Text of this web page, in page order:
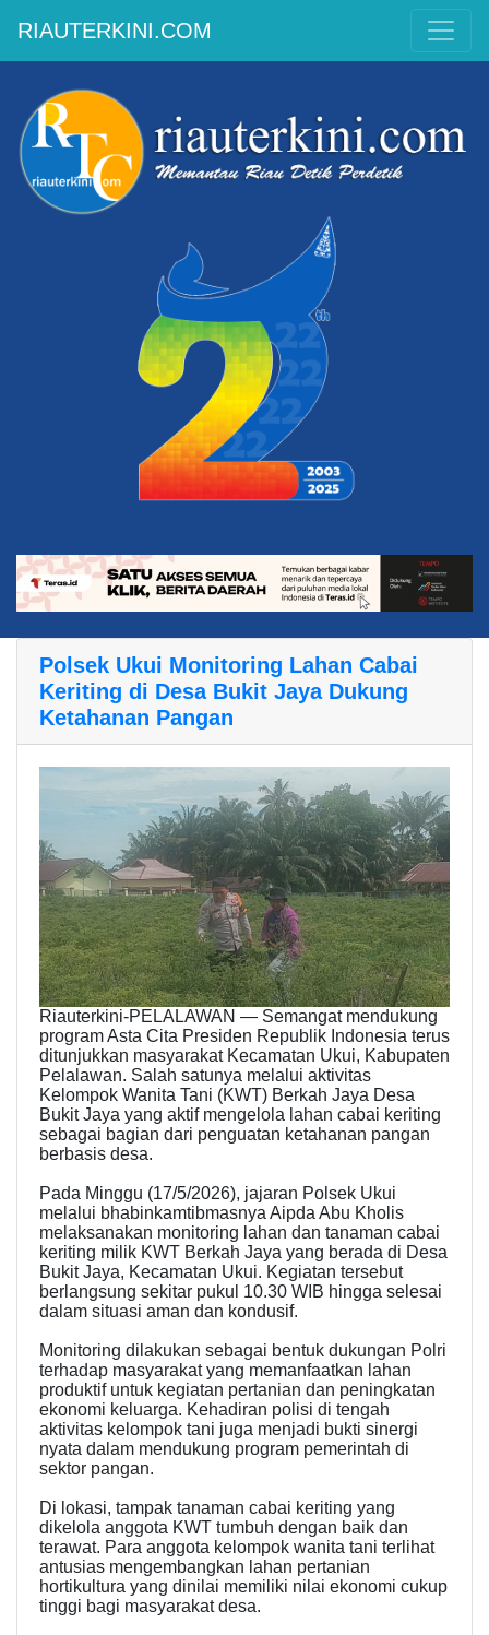
RIAUTERKINI.COM
Polsek Ukui Monitoring Lahan Cabai
Keriting di Desa Bukit Jaya Dukung
Ketahanan Pangan
Riauterkini-PELALAWAN — Semangat mendukung
program Asta Cita Presiden Republik Indonesia terus
ditunjukkan masyarakat Kecamatan Ukui, Kabupaten
Pelalawan. Salah satunya melalui aktivitas
Kelompok Wanita Tani (KWT) Berkah Jaya Desa
Bukit Jaya yang aktif mengelola lahan cabai keriting
sebagai bagian dari penguatan ketahanan pangan
berbasis desa.
Pada Minggu (17/5/2026), jajaran Polsek Ukui
melalui bhabinkamtibmasnya Aipda Abu Kholis
melaksanakan monitoring lahan dan tanaman cabai
keriting milik KWT Berkah Jaya yang berada di Desa
Bukit Jaya, Kecamatan Ukui. Kegiatan tersebut
berlangsung sekitar pukul 10.30 WIB hingga selesai
dalam situasi aman dan kondusif.
Monitoring dilakukan sebagai bentuk dukungan Polri
terhadap masyarakat yang memanfaatkan lahan
produktif untuk kegiatan pertanian dan peningkatan
ekonomi keluarga. Kehadiran polisi di tengah
aktivitas kelompok tani juga menjadi bukti sinergi
nyata dalam mendukung program pemerintah di
sektor pangan.
Di lokasi, tampak tanaman cabai keriting yang
dikelola anggota KWT tumbuh dengan baik dan
terawat. Para anggota kelompok wanita tani terlihat
antusias mengembangkan lahan pertanian
hortikultura yang dinilai memiliki nilai ekonomi cukup
tinggi bagi masyarakat desa.